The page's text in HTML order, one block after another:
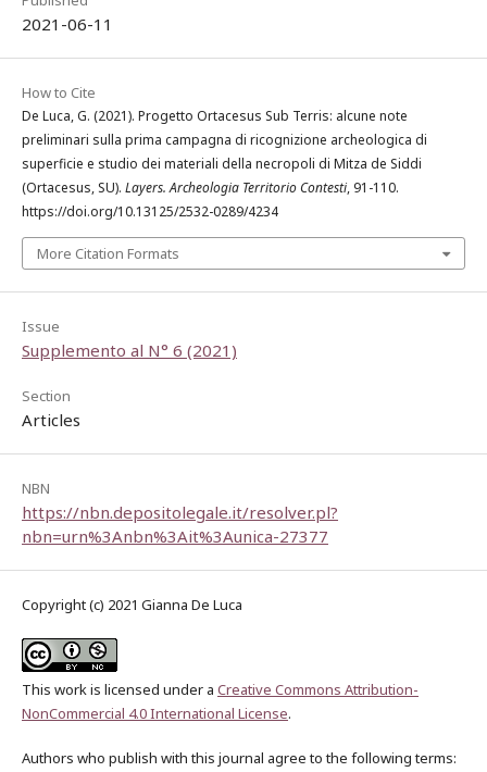
2021-06-11
How to Cite
De Luca, G. (2021). Progetto Ortacesus Sub Terris: alcune note
preliminari sulla prima campagna di ricognizione archeologica di
superficie e studio dei materiali della necropoli di Mitza de Siddi
(Ortacesus, SU). Layers. Archeologia Territorio Contesti, 91-110.
https://doi.org/10.13125/2532-0289/4234
More Citation Formats
Issue
Supplemento al N° 6 (2021)
Section
Articles
NBN
https://nbn.depositolegale.it/resolver.pl?
nbn=urn%3Anbn%3Ait%3Aunica-27377
Copyright (c) 2021 Gianna De Luca
This work is licensed under a Creative Commons Attribution-
NonCommercial 4.0 International License.
Authors who publish with this journal agree to the following terms: